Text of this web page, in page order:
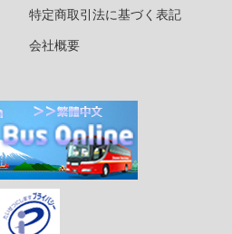
特定商取引法に基づく表記
会社概要